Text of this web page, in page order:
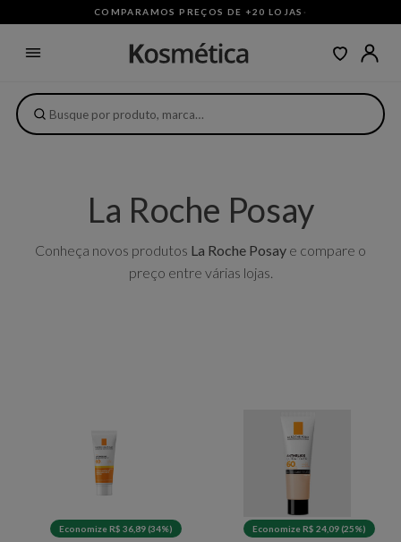
COMPARAMOS PREÇOS DE +20 LOJAS ·
La Roche Posay
Conheça novos produtos La Roche Posay e compare o
preço entre várias lojas.
Economize R$ 36,89 (34%) Economize R$ 24,09 (25%)